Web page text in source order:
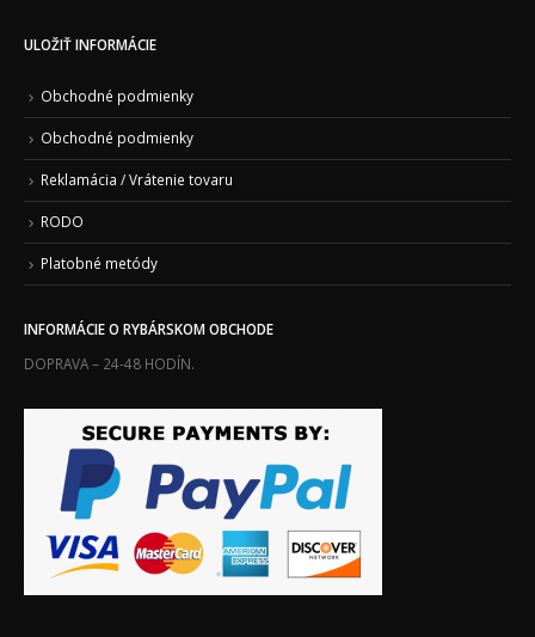
ULOŽIŤ INFORMÁCIE
Obchodné podmienky
Obchodné podmienky
Reklamácia / Vrátenie tovaru
RODO
Platobné metódy
INFORMÁCIE O RYBÁRSKOM OBCHODE
DOPRAVA – 24-48 HODÍN.